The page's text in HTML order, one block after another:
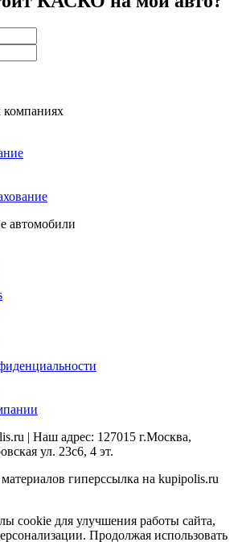
компаниях
автомобили
| Наш адрес: 127015 г.Москва,
ул. 23с6, 4 эт.
гиперссылка на kupipolis.ru
cookie для улучшения работы сайта,
Продолжая использовать